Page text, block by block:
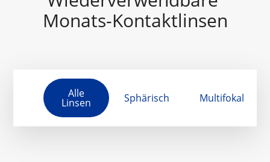
Monats-Kontaktlinsen
Alle
Linsen Sphärisch Multifokal